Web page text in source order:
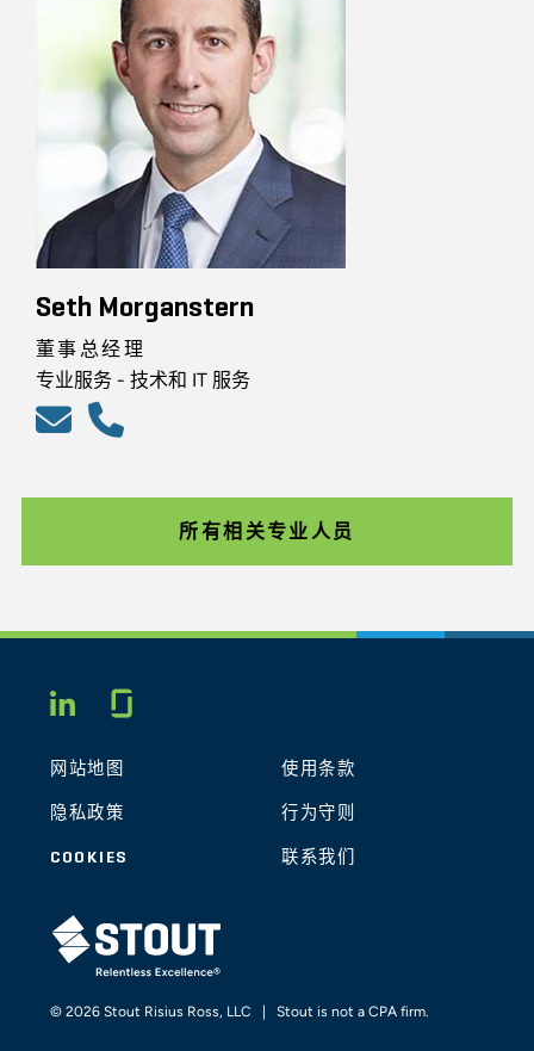
Seth Morganstern
董事总经理
专业服务 - 技术和 IT 服务
所有相关专业人员
LINKEDIN
网站地图 使用条款
隐私政策 行为守则
COOKIES 联系我们
STOUT LOGO
© 2026 Stout Risius Ross, LLC | Stout is not a CPA firm.